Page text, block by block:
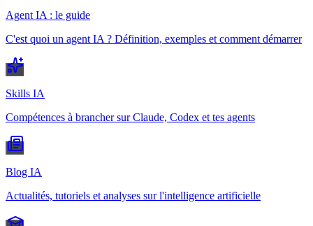
Agent IA : le guide
C'est quoi un agent IA ? Définition, exemples et comment démarrer
Skills IA
Compétences à brancher sur Claude, Codex et tes agents
Blog IA
Actualités, tutoriels et analyses sur l'intelligence artificielle